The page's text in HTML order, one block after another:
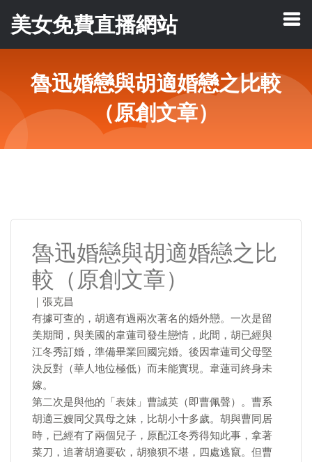
美女免費直播網站
魯迅婚戀與胡適婚戀之比較
（原創文章）
魯迅婚戀與胡適婚戀之比
較（原創文章）
｜張克昌
有據可查的，胡適有過兩次著名的婚外戀。一次是留
美期間，與美國的韋蓮司發生戀情，此間，胡已經與
江冬秀訂婚，準備畢業回國完婚。後因韋蓮司父母堅
決反對（華人地位極低）而未能實現。韋蓮司終身未
嫁。
第二次是與他的「表妹」曹誠英（即曹佩聲）。曹系
胡適三嫂同父異母之妹，比胡小十多歲。胡與曹同居
時，已經有了兩個兒子，原配江冬秀得知此事，拿著
菜刀，追著胡適要砍，胡狼狽不堪，四處逃竄。但曹